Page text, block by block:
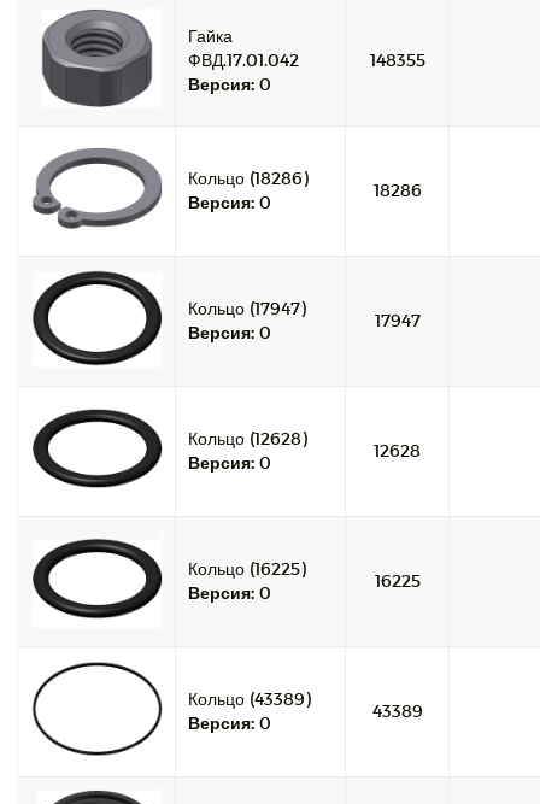
Гайка
ФВД.17.01.042
Версия: 0
148355
Кольцо (18286)
Версия: 0
18286
Кольцо (17947)
Версия: 0
17947
Кольцо (12628)
Версия: 0
12628
Кольцо (16225)
Версия: 0
16225
Кольцо (43389)
Версия: 0
43389